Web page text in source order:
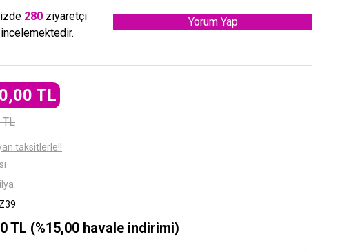
280 ziyaretçi
Yorum Yap
TL
TL
taksitlerle!!
TL (%15,00 havale indirimi)